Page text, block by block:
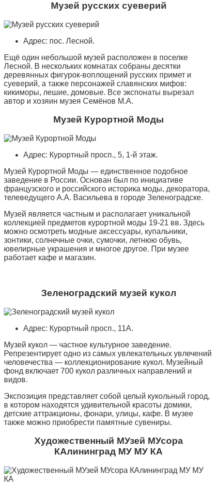
Музей русских суеверий
Адрес: пос. Лесной.
Ещё один небольшой музей расположен в поселке
Лесной. В нескольких комнатах собраны десятки
деревянных фигурок-воплощений русских примет и
суеверий, а также персонажей славянских мифов:
кикиморы, лешие, домовые. Все экспонаты вырезал
автор и хозяин музея Семёнов М.А.
Музей Курортной Моды
Адрес: Курортный просп., 5, 1-й этаж.
Музей Курортной Моды — единственное подобное
заведение в России. Основан был по инициативе
французского и российского историка моды, декоратора,
телеведущего А.А. Васильева в городе Зеленоградске.
Музей является частным и располагает уникальной
коллекцией предметов курортной моды 19-21 вв. Здесь
можно осмотреть модные аксессуары, купальники,
зонтики, солнечные очки, сумочки, летнюю обувь,
ювелирные украшения и многое другое. При музее
работает кафе и магазин.
Зеленоградский музей кукол
Адрес: Курортный просп., 11А.
Музей кукол — частное культурное заведение.
Репрезентирует одно из самых увлекательных увлечений
человечества — коллекционирование кукол. Музейный
фонд включает 700 кукол различных направлений и
видов.
Экспозиция представляет собой целый кукольный город,
в котором находятся удивительной красоты домики,
детские аттракционы, фонари, улицы, кафе. В музее
также можно приобрести памятные сувениры.
Художественный МУзей МУсора
КАлининград МУ МУ КА